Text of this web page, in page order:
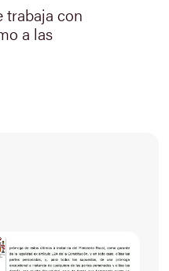
trabaja con
a las